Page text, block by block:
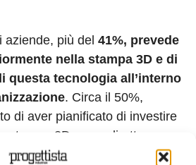
aziende, più del 41%, prevede
nella stampa 3D e di
questa tecnologia all’interno
. Circa il 50%,
di aver pianificato di investire
stampa 3D come diretta
da coronavirus. Molti